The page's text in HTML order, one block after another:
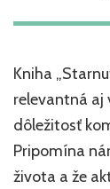
Kniha
relevantná aj
dôležitosť
Pripomína
života a že